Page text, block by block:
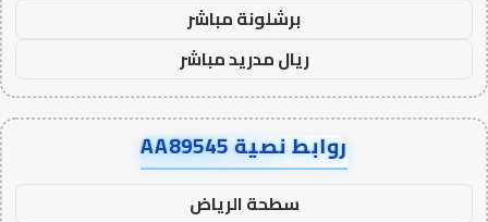
برشلونة مباشر
ريال مدريد مباشر
روابط نصية AA89545
سطحة الرياض